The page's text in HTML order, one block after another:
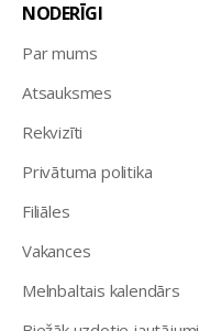
NODERĪGI
Par mums
Atsauksmes
Rekvizīti
Privātuma politika
Filiāles
Vakances
Melnbaltais kalendārs